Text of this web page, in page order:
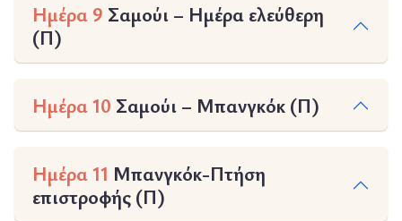
Ημέρα 9 Σαμούι – Ημέρα ελεύθερη
(Π)
Ημέρα 10 Σαμούι – Μπανγκόκ (Π)
Ημέρα 11 Μπανγκόκ-Πτήση
επιστροφής (Π)